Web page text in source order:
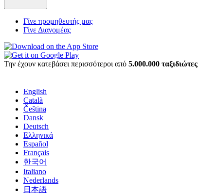
Γίνε προμηθευτής μας
Γίνε Διανομέας
Την έχουν κατεβάσει περισσότεροι από 5.000.000 ταξιδιώτες
English
Català
Čeština
Dansk
Deutsch
Ελληνικά
Español
Français
한국어
Italiano
Nederlands
日本語